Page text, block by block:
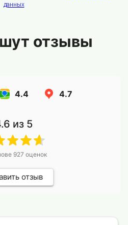
данных
отзывы
4.4 4.7
из 5
927 оценок
отзыв